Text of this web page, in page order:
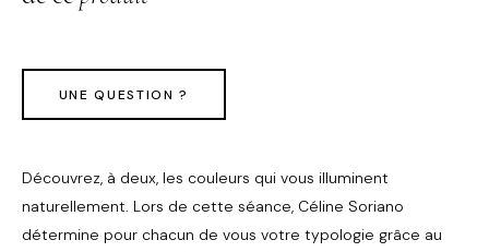
UNE QUESTION ?
Découvrez, à deux, les couleurs qui vous illuminent
naturellement. Lors de cette séance, Céline Soriano
détermine pour chacun de vous votre typologie grâce au